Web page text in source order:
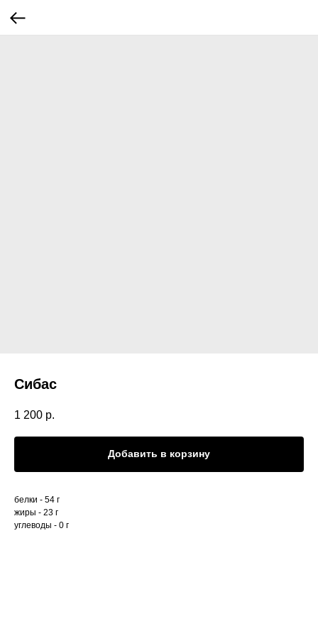
Сибас
1 200 р.
Добавить в корзину
белки - 54 г
жиры - 23 г
углеводы - 0 г